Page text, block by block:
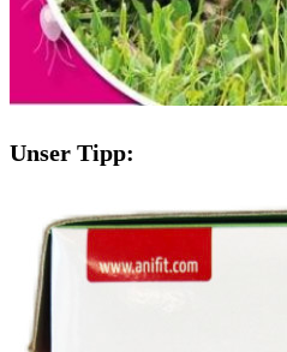
Unser Tipp: